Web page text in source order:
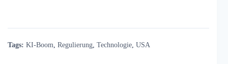
Tags: KI-Boom Regulierung Technologie USA